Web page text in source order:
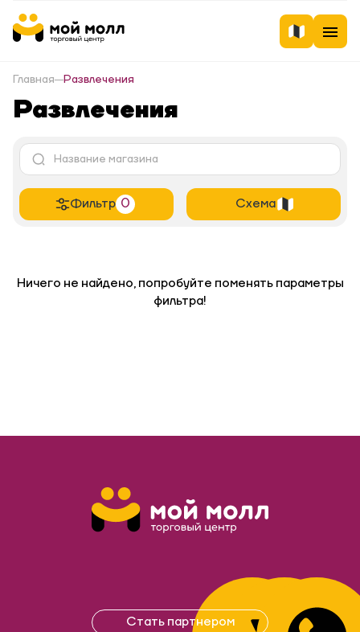
Главная Развлечения
Развлечения
Фильтр 0 Схема
Ничего не найдено, попробуйте поменять параметры
фильтра!
Стать партнером